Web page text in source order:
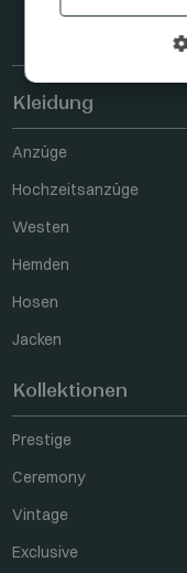
Kleidung
Anzüge
Hochzeitsanzüge
Westen
Hemden
Hosen
Jacken
Kollektionen
Prestige
Ceremony
Vintage
Exclusive